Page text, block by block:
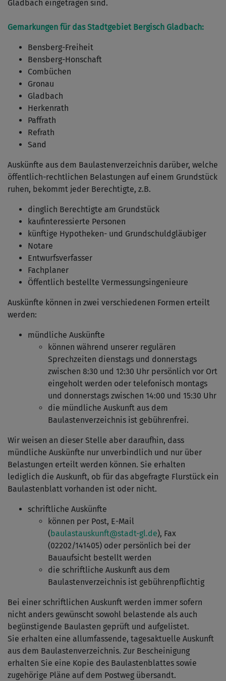
Gladbach eingetragen sind.
Gemarkungen für das Stadtgebiet Bergisch Gladbach:
Bensberg-Freiheit
Bensberg-Honschaft
Combüchen
Gronau
Gladbach
Herkenrath
Paffrath
Refrath
Sand
Auskünfte aus dem Baulastenverzeichnis darüber, welche
öffentlich-rechtlichen Belastungen auf einem Grundstück
ruhen, bekommt jeder Berechtigte, z.B.
dinglich Berechtigte am Grundstück
kaufinteressierte Personen
künftige Hypotheken- und Grundschuldgläubiger
Notare
Entwurfsverfasser
Fachplaner
Öffentlich bestellte Vermessungsingenieure
Auskünfte können in zwei verschiedenen Formen erteilt
werden:
mündliche Auskünfte
können während unserer regulären
Sprechzeiten dienstags und donnerstags
zwischen 8:30 und 12:30 Uhr persönlich vor Ort
eingeholt werden oder telefonisch montags
und donnerstags zwischen 14:00 und 15:30 Uhr
die mündliche Auskunft aus dem
Baulastenverzeichnis ist gebührenfrei.
Wir weisen an dieser Stelle aber daraufhin, dass
mündliche Auskünfte nur unverbindlich und nur über
Belastungen erteilt werden können. Sie erhalten
lediglich die Auskunft, ob für das abgefragte Flurstück ein
Baulastenblatt vorhanden ist oder nicht.
schriftliche Auskünfte
können per Post, E-Mail
(baulastauskunft@stadt-gl.de), Fax
(02202/141405) oder persönlich bei der
Bauaufsicht bestellt werden
die schriftliche Auskunft aus dem
Baulastenverzeichnis ist gebührenpflichtig
Bei einer schriftlichen Auskunft werden immer sofern
nicht anders gewünscht sowohl belastende als auch
begünstigende Baulasten geprüft und aufgelistet.
Sie erhalten eine allumfassende, tagesaktuelle Auskunft
aus dem Baulastenverzeichnis. Zur Bescheinigung
erhalten Sie eine Kopie des Baulastenblattes sowie
zugehörige Pläne auf dem Postweg übersandt.